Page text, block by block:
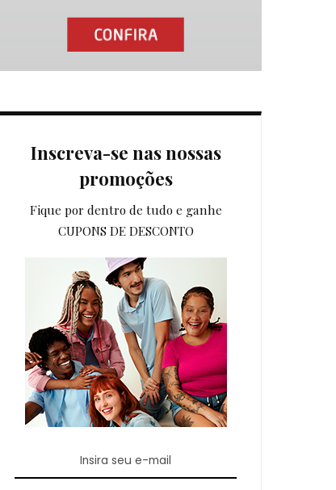
Inscreva-se nas nossas
promoções
Fique por dentro de tudo e ganhe
CUPONS DE DESCONTO